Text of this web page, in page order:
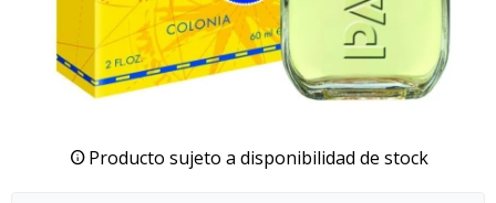
Producto sujeto a disponibilidad de stock